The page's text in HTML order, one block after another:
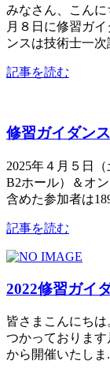
みなさん、こん
月８日に修習ガ
ンスは技術士一次
記事を読む
修習ガイダン
2025年４月５日
B2ホール）＆オ
含めた参加者は
記事を読む
2022修習ガイ
皆さまこんにち
つかっております
から開催いたしま